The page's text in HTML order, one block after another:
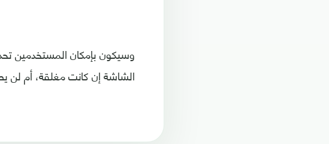
وسيكون بإمكان المستخدمين
الشاشة إن كانت مغلقة، أم لن